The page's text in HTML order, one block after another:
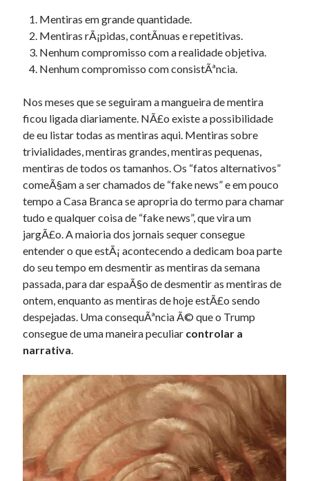
Mentiras em grande quantidade.
Mentiras rÃ¡pidas, contÃ­nuas e repetitivas.
Nenhum compromisso com a realidade objetiva.
Nenhum compromisso com consistÃªncia.
Nos meses que se seguiram a mangueira de mentira
ficou ligada diariamente. NÃ£o existe a possibilidade
de eu listar todas as mentiras aqui. Mentiras sobre
trivialidades, mentiras grandes, mentiras pequenas,
mentiras de todos os tamanhos. Os “fatos alternativos”
comeÃ§am a ser chamados de “fake news” e em pouco
tempo a Casa Branca se apropria do termo para chamar
tudo e qualquer coisa de “fake news”, que vira um
jargÃ£o. A maioria dos jornais sequer consegue
entender o que estÃ¡ acontecendo a dedicam boa parte
do seu tempo em desmentir as mentiras da semana
passada, para dar espaÃ§o de desmentir as mentiras de
ontem, enquanto as mentiras de hoje estÃ£o sendo
despejadas. Uma consequÃªncia Ã© que o Trump
consegue de uma maneira peculiar controlar a
narrativa.